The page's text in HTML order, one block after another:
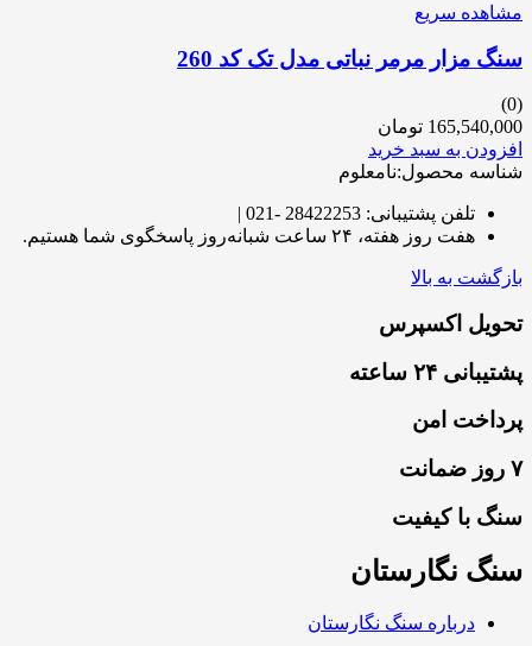
مشاهده سریع
سنگ مزار مرمر نباتی مدل تک کد 260
(0)
165,540,000 تومان
افزودن به سبد خرید
شناسه محصول:نامعلوم
تلفن پشتیبانی: 28422253 -021 |
هفت روز هفته، ۲۴ ساعت شبانه‌روز پاسخگوی شما هستیم.
بازگشت به بالا
تحویل اکسپرس
پشتیبانی ۲۴ ساعته
پرداخت امن
۷ روز ضمانت
سنگ با کیفیت
سنگ نگارستان
درباره سنگ نگارستان